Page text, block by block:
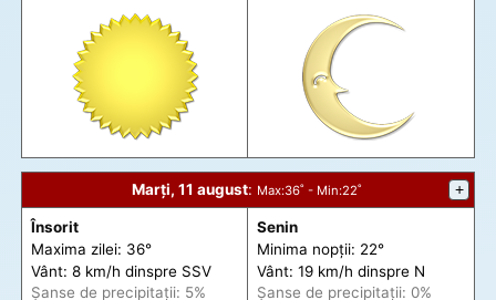
Marți, 11 august: Max:36˚ - Min:22˚ +
Însorit
Maxima zilei: 36°
Vânt: 8 km/h dinspre SSV
Șanse de precipitații: 5%
Senin
Minima nopții: 22°
Vânt: 19 km/h dinspre N
Șanse de precipitații: 0%